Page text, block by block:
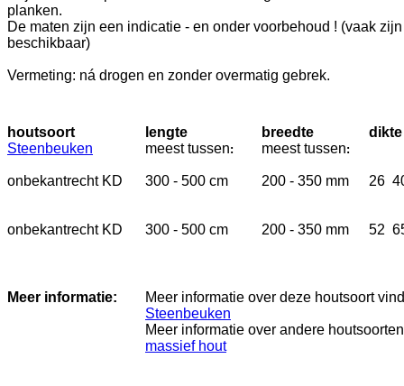
planken.
De maten zijn een indicatie - en onder voorbehoud ! (vaak
beschikbaar)
Vermeting: ná drogen en zonder overmatig gebrek.
houtsoort
Steenbeuken
lengte
meest tussen:
breedte
meest tussen:
onbekantrecht KD 300 - 500 cm 200 - 350 mm 26
onbekantrecht KD 300 - 500 cm 200 - 350 mm 52
Meer informatie:
Meer informatie over deze houtsoort
Steenbeuken
Meer informatie over andere
massief hout